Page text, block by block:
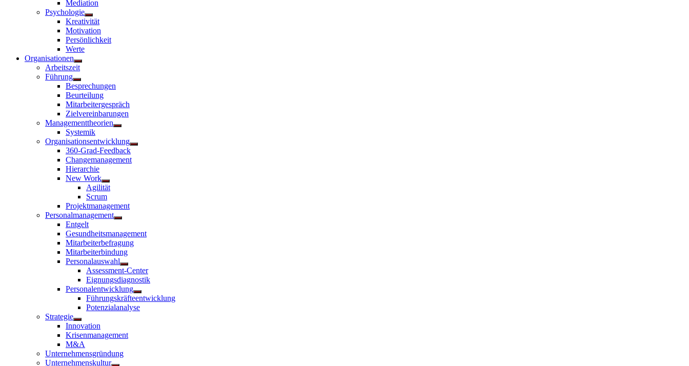
Mediation
Psychologie
Untermenü
anzeigen
Kreativität
Motivation
Persönlichkeit
Werte
Organisationen
Untermenü
anzeigen
Arbeitszeit
Führung
Untermenü
anzeigen
Besprechungen
Beurteilung
Mitarbeitergespräch
Zielvereinbarungen
Managementtheorien
Untermenü
Systemik
Organisationsentwicklung
Untermenü
360-Grad-Feedback
Changemanagement
Hierarchie
New Work
Untermenü
anzeigen
Agilität
Scrum
Projektmanagement
Personalmanagement
Untermenü
Entgelt
Gesundheitsmanagement
Mitarbeiterbefragung
Mitarbeiterbindung
Personalauswahl
Untermenü
anzeigen
Assessment-Center
Eignungsdiagnostik
Personalentwicklung
Untermenü
anzeigen
Führungskräfteentwicklung
Potenzialanalyse
Strategie
Untermenü
anzeigen
Innovation
Krisenmanagement
M&A
Unternehmensgründung
Unternehmenskultur